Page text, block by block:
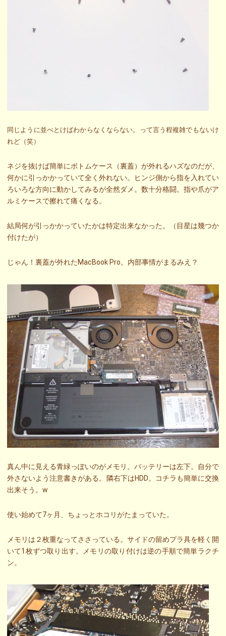
同じように並べとけばわからなくならない。って言う程複雑でもないけ
れど（笑）
ネジを抜けば簡単にボトムケース（裏蓋）が外れるハズなのだが、
何かに引っかかっていて全く外れない。ヒンジ側から指を入れてい
ろいろな方向に動かしてみるが全然ダメ。数十分格闘。指や爪がア
ルミケースで擦れて痛くなる。
結局何が引っかかっていたかは特定出来なかった。（目星は幾つか
付けたが）
じゃん！裏蓋が外れたMacBook Pro。内部事情がまるみえ？
真ん中に見える青緑っぽいのがメモリ。バッテリーは左下。自分で
外さないよう注意書きがある。隣右下はHDD。コチラも簡単に交換
出来そう。w
使い始めて7ヶ月、ちょっとホコリがたまっていた。
メモリは２枚重なってささっている。サイドの留めプラ具を軽く開
いて1枚ずつ取り出す。メモリの取り付けは逆の手順で簡単ラクチ
ン。